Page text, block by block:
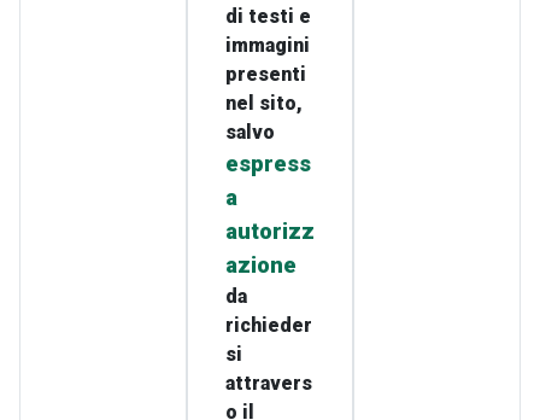
di testi e
immagini
presenti
nel sito,
salvo
espress
a
autorizz
azione
da
richieder
si
attravers
o il